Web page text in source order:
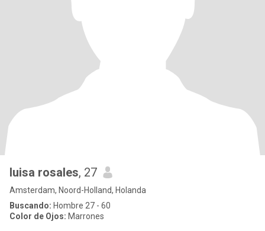
luisa rosales, 27
Amsterdam, Noord-Holland, Holanda
Buscando: Hombre 27 - 60
Color de Ojos: Marrones